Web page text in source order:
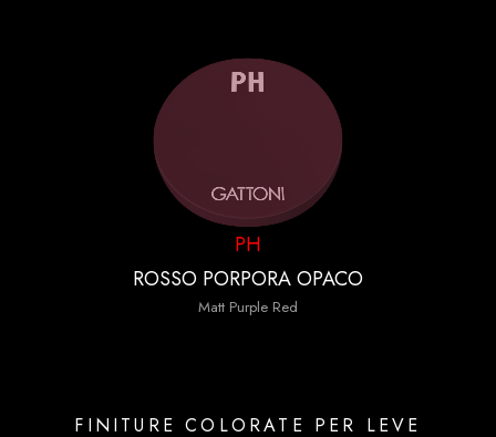
PH
ROSSO PORPORA OPACO
Matt Purple Red
FINITURE COLORATE PER LEVE